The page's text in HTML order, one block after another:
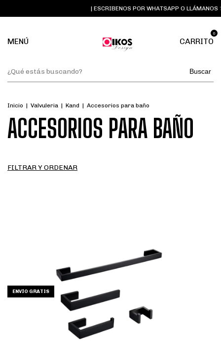
| ESCRIBENOS POR WHATSAPP O
MENÚ CARRITO
0
Buscar
Inicio | Valvuleria | Kand | Accesorios para baño
ACCESORIOS PARA BAÑO
FILTRAR Y ORDENAR
ENVÍO GRATIS